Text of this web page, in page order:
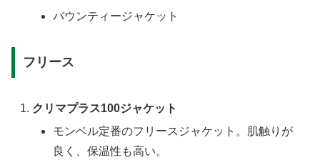
バウンティージャケット
フリース
クリマプラス100ジャケット
モンベル定番のフリースジャケット。肌触りが
良く、保温性も高い。